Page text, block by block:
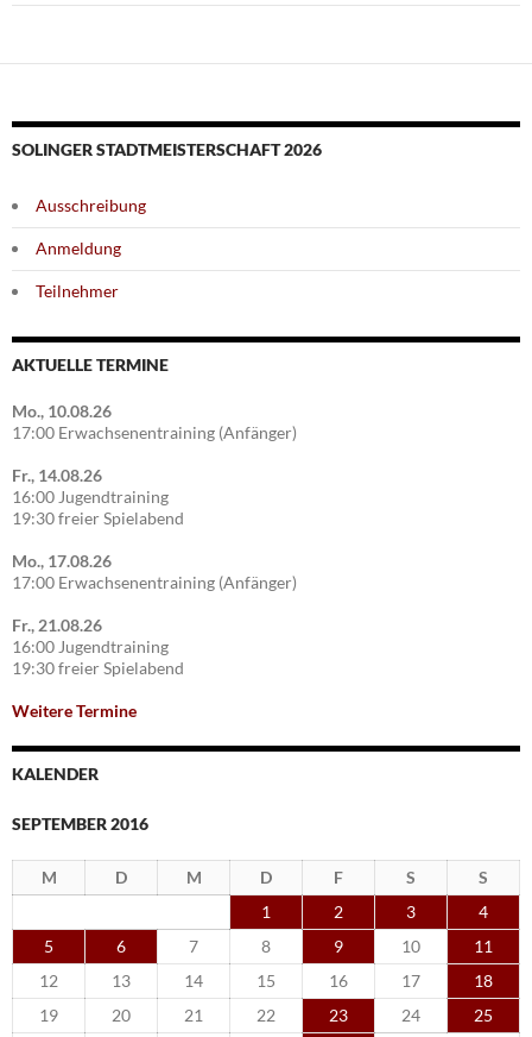
SOLINGER STADTMEISTERSCHAFT 2026
Ausschreibung
Anmeldung
Teilnehmer
AKTUELLE TERMINE
Mo., 10.08.26
17:00 Erwachsenentraining (Anfänger)
Fr., 14.08.26
16:00 Jugendtraining
19:30 freier Spielabend
Mo., 17.08.26
17:00 Erwachsenentraining (Anfänger)
Fr., 21.08.26
16:00 Jugendtraining
19:30 freier Spielabend
Weitere Termine
KALENDER
SEPTEMBER 2016
M D M D F S
S
1
2 3
4
5
6 7 8 9 10
11
12
13 14 15 16 17
18
19
20 21 22 23 24
25